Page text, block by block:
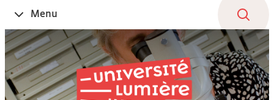
contenu
Ouvrir
le
Menu